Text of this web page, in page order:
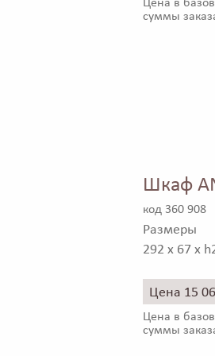
Цена в
суммы
Шкаф
код 360 908
Размеры
292 x 67 x
Цена 15
Цена в
суммы